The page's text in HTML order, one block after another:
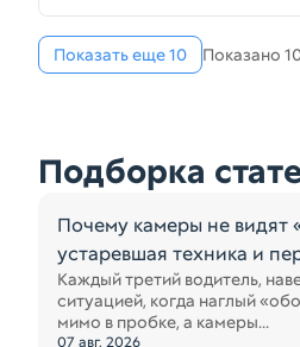
Показать еще 10 Показано
Подборка
Почему камеры не видят
устаревшая техника и
Каждый третий водитель,
ситуацией, когда наглый
мимо в пробке, а камеры...
07 авг. 2026